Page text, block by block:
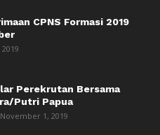
CPNS Formasi 2019
Perekrutan Bersama
Putri Papua
November 1, 2019